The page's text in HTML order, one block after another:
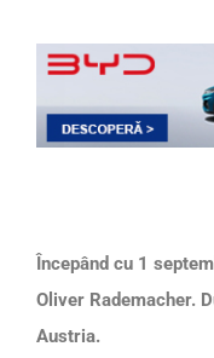
Începând cu 1
Oliver Rademacher.
Austria.